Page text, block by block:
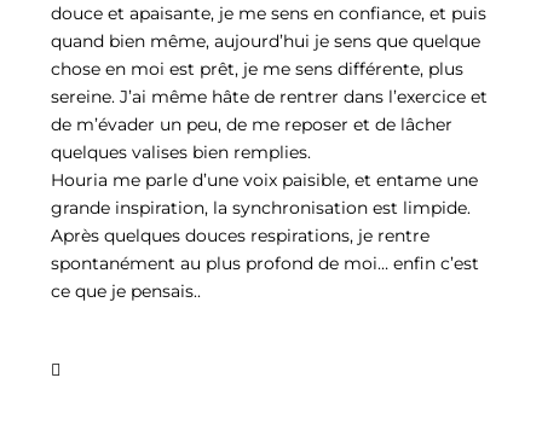
douce et apaisante, je me sens en confiance, et puis
quand bien même, aujourd’hui je sens que quelque
chose en moi est prêt, je me sens différente, plus
sereine. J’ai même hâte de rentrer dans l’exercice et
de m’évader un peu, de me reposer et de lâcher
quelques valises bien remplies.
Houria me parle d’une voix paisible, et entame une
grande inspiration, la synchronisation est limpide.
Après quelques douces respirations, je rentre
spontanément au plus profond de moi… enfin c’est
ce que je pensais..
